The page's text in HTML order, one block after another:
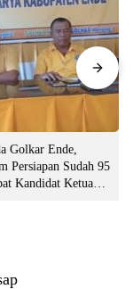
Golkar Ende,
Persiapan Sudah 95
Kandidat Ketua